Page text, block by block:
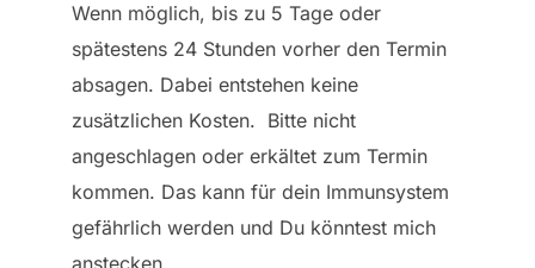
Wenn möglich, bis zu 5 Tage oder
spätestens 24 Stunden vorher den Termin
absagen. Dabei entstehen keine
zusätzlichen Kosten. Bitte nicht
angeschlagen oder erkältet zum Termin
kommen. Das kann für dein Immunsystem
gefährlich werden und Du könntest mich